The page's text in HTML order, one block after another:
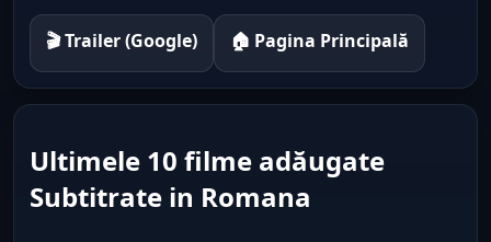
🎬 Trailer (Google) 🏠 Pagina Principală
Ultimele 10 filme adăugate
Subtitrate in Romana